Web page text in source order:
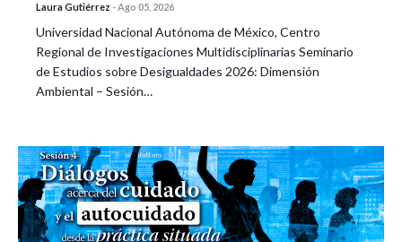
Laura Gutiérrez -Ago 05, 2026
Universidad Nacional Autónoma de México, Centro
Regional de Investigaciones Multidisciplinarias Seminario
de Estudios sobre Desigualdades 2026: Dimensión
Ambiental – Sesión…